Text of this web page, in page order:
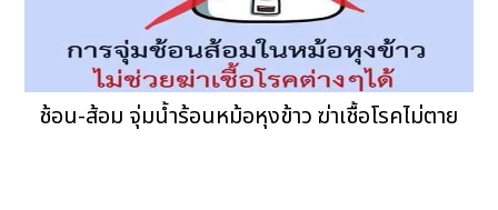
ช้อน-ส้อม จุ่มน้ำร้อนหม้อหุงข้าว ฆ่าเชื้อโรคไม่ตาย